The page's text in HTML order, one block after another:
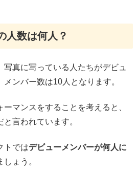
人数は何人？
写真に写っている人たちがデビュ
ンバー数は10人となります。
マンスをすることを考えると、
と言われています。
トではデビューメンバーが何人に
ょう。